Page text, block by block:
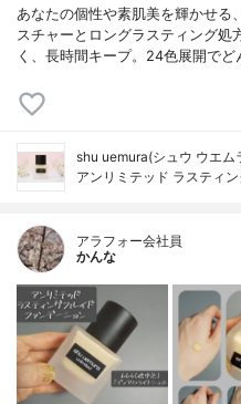
あなたの個性や素肌美を輝かせる
スチャーとロングラスティング処
く、長時間キープ。24色展開で
shu uemura(シュウ ウエム
アンリミテッド ラスティ
アラフォー会社員
かんな